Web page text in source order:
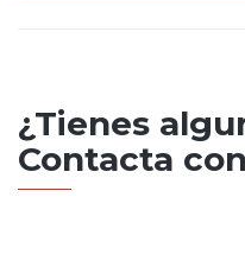
¿Tienes
Contacta